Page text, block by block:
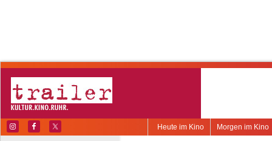
Morgen im Kino
Heute im Kino